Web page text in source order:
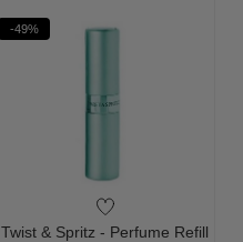
-49%
Twist & Spritz - Perfume Refill